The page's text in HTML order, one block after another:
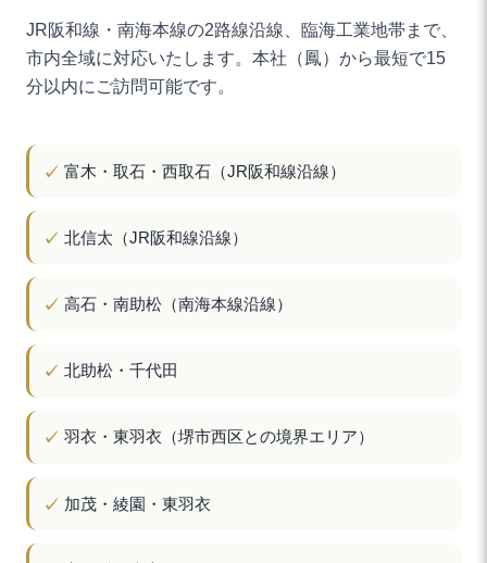
JR阪和線・南海本線の2路線沿線、臨海工業地帯まで、
市内全域に対応いたします。本社（鳳）から最短で15
分以内にご訪問可能です。
富木・取石・西取石（JR阪和線沿線）
北信太（JR阪和線沿線）
高石・南助松（南海本線沿線）
北助松・千代田
羽衣・東羽衣（堺市西区との境界エリア）
加茂・綾園・東羽衣